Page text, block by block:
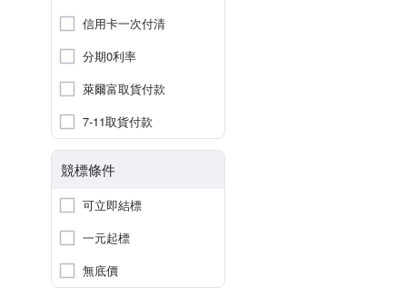
信用卡一次付清
分期0利率
萊爾富取貨付款
7-11取貨付款
競標條件
可立即結標
一元起標
無底價